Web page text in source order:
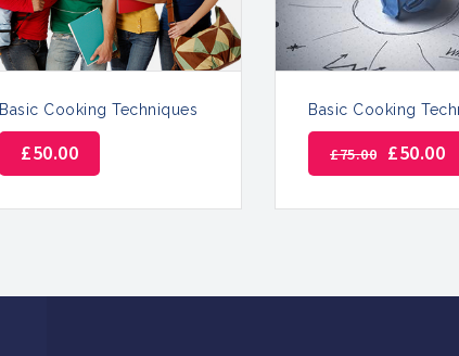
Basic Cooking Techniques
£50.00
Basic Cooking
£75.00 £50.00